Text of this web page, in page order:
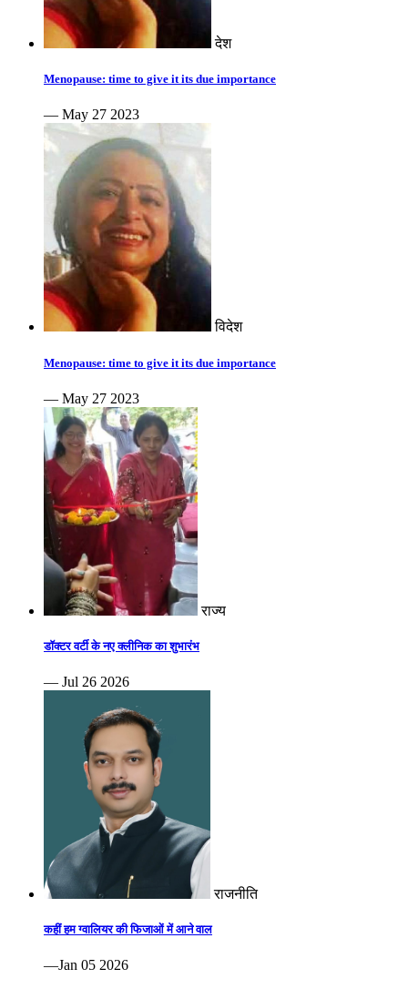
देश
Menopause: time to give it its due importance
— May 27 2023
विदेश
Menopause: time to give it its due importance
— May 27 2023
राज्य
डॉक्टर वर्टी के नए क्लीनिक का शुभारंभ
— Jul 26 2026
राजनीति
कहीं हम ग्वालियर की फिजाओं में आने वाल
—Jan 05 2026